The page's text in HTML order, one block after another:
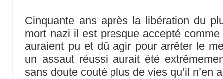
Cinquante ans après la libération du
mort nazi il est presque accepté
auraient pu et dû agir pour arrêter le
un assaut réussi aurait été
sans doute couté plus de vies qu’il n’en